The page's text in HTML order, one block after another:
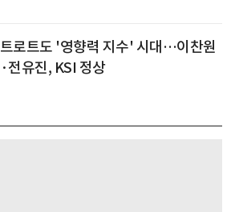
트로트도 '영향력 지수' 시대…이찬원
·전유진, KSI 정상